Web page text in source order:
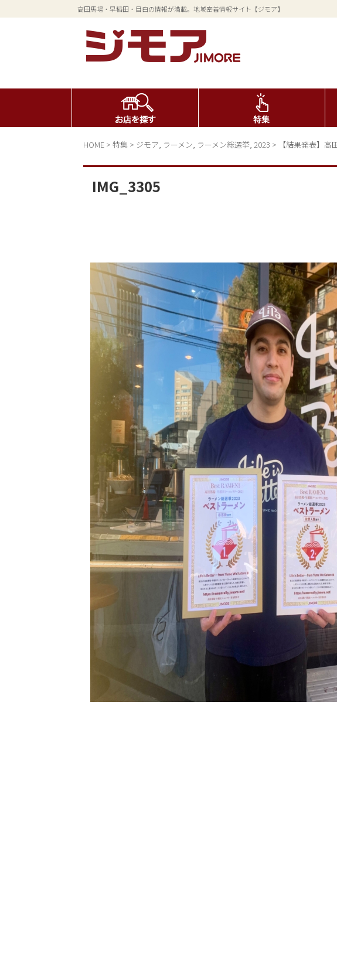
高田馬場・早稲田・目白の情報が満載。地域密着情報サイト【ジモア】
HOME > 特集 > ジモア, ラーメン, ラーメン総選挙, 2023 > 【結果発表】
IMG_3305